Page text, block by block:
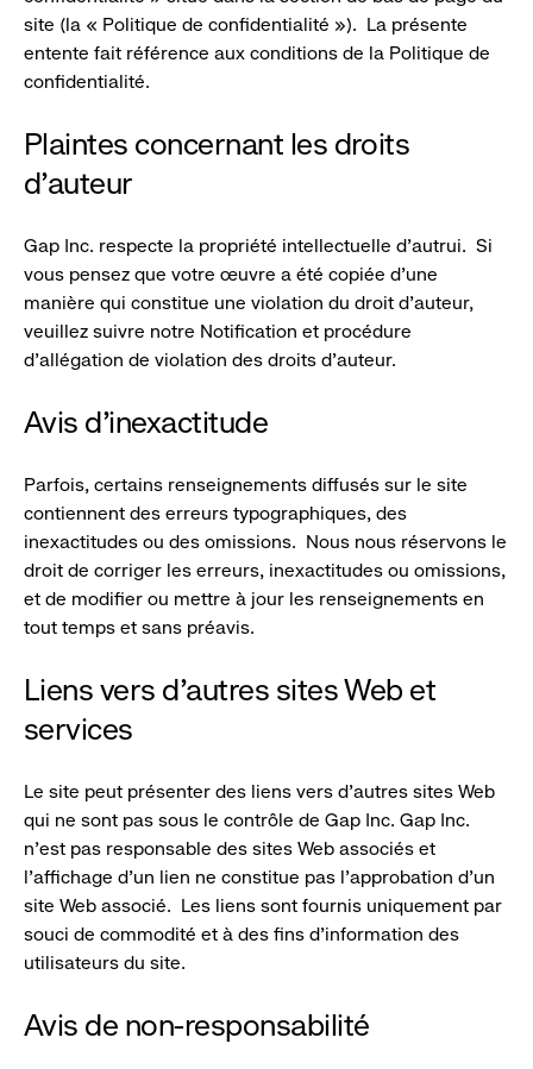
site (la « Politique de confidentialité »). La présente
entente fait référence aux conditions de la Politique de
confidentialité.
Plaintes concernant les droits
d’auteur
Gap Inc. respecte la propriété intellectuelle d’autrui. Si
vous pensez que votre œuvre a été copiée d’une
manière qui constitue une violation du droit d’auteur,
veuillez suivre notre Notification et procédure
d’allégation de violation des droits d’auteur.
Avis d’inexactitude
Parfois, certains renseignements diffusés sur le site
contiennent des erreurs typographiques, des
inexactitudes ou des omissions. Nous nous réservons le
droit de corriger les erreurs, inexactitudes ou omissions,
et de modifier ou mettre à jour les renseignements en
tout temps et sans préavis.
Liens vers d’autres sites Web et
services
Le site peut présenter des liens vers d’autres sites Web
qui ne sont pas sous le contrôle de Gap Inc. Gap Inc.
n’est pas responsable des sites Web associés et
l’affichage d’un lien ne constitue pas l’approbation d’un
site Web associé. Les liens sont fournis uniquement par
souci de commodité et à des fins d’information des
utilisateurs du site.
Avis de non-responsabilité